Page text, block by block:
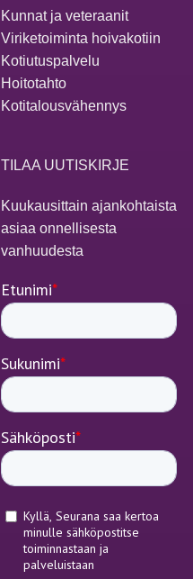
Kunnat ja veteraanit
Viriketoiminta hoivakotiin
Kotiutuspalvelu
Hoitotahto
Kotitalousvähennys
TILAA UUTISKIRJE
Kuukausittain ajankohtaista
asiaa onnellisesta
vanhuudesta